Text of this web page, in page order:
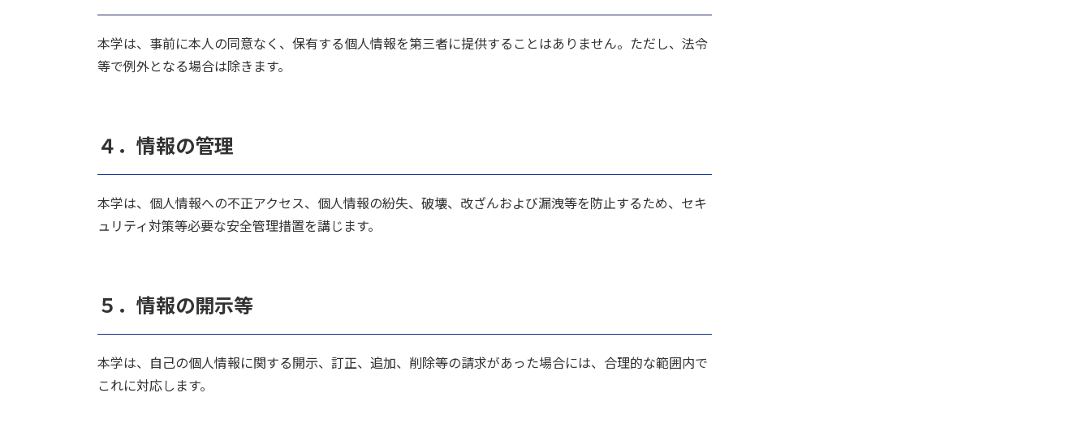
本学は、事前に本人の同意なく、保有する個人情報を第三者に提供することはありません。ただし、法令
等で例外となる場合は除きます。
４．情報の管理
本学は、個人情報への不正アクセス、個人情報の紛失、破壊、改ざんおよび漏洩等を防止するため、セキ
ュリティ対策等必要な安全管理措置を講じます。
５．情報の開示等
本学は、自己の個人情報に関する開示、訂正、追加、削除等の請求があった場合には、合理的な範囲内で
これに対応します。